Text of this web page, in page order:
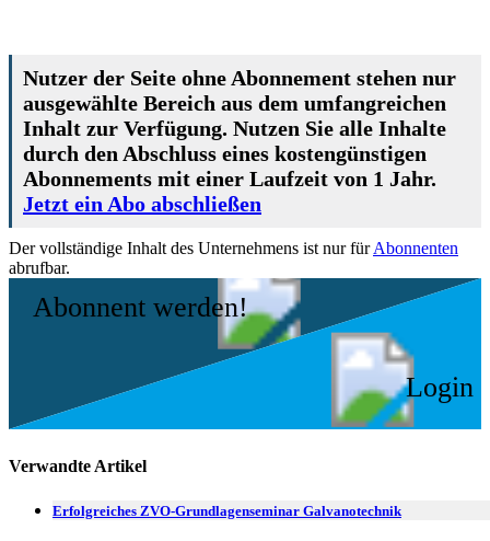
Nutzer der Seite ohne Abonnement stehen nur
ausgewählte Bereich aus dem umfangreichen
Inhalt zur Verfügung. Nutzen Sie alle Inhalte
durch den Abschluss eines kostengünstigen
Abonnements mit einer Laufzeit von 1 Jahr.
Jetzt ein Abo abschließen
Der vollständige Inhalt des Unternehmens ist nur fürAbonnenten
abrufbar.
Abonnent werden!
Login
Verwandte Artikel
Erfolgreiches ZVO-Grundlagenseminar Galvanotechnik